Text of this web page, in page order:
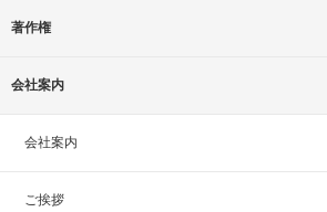
著作権
会社案内
会社案内
ご挨拶